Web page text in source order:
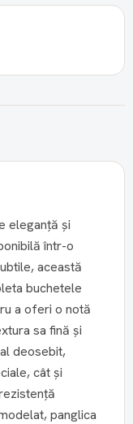
eleganță și
într-o
această
buchetele
a oferi o notă
sa fină și
deosebit,
cât și
panglica